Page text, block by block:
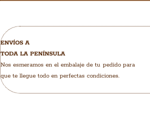
ENVÍOS A
TODA LA PENÍNSULA
Nos esmeramos en el embalaje de tu pedido para
que te llegue todo en perfectas condiciones.